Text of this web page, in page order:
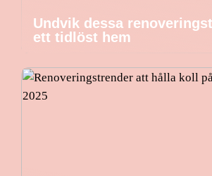
Undvik dessa
ett tidlöst hem